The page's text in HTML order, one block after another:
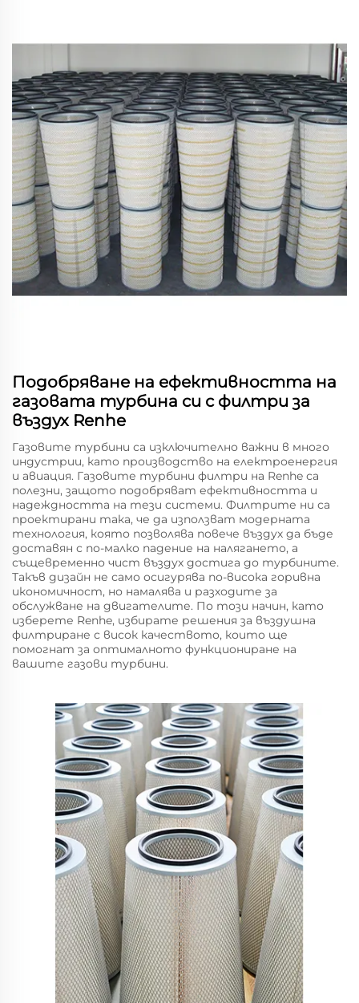
Подобряване на ефективността на
газовата турбина си с филтри за
въздух Renhe
Газовите турбини са изключително важни в много
индустрии, като производство на електроенергия
и авиация. Газовите турбини филтри на Renhe са
полезни, защото подобряват ефективността и
надеждността на тези системи. Филтрите ни са
проектирани така, че да използват модерната
технология, която позволява повече въздух да бъде
доставян с по-малко падение на налягането, а
същевременно чист въздух достига до турбините.
Такъв дизайн не само осигурява по-висока горивна
икономичност, но намалява и разходите за
обслужване на двигателите. По този начин, като
изберете Renhe, избирате решения за въздушна
филтриране с висок качеството, които ще
помогнат за оптималното функциониране на
вашите газови турбини.